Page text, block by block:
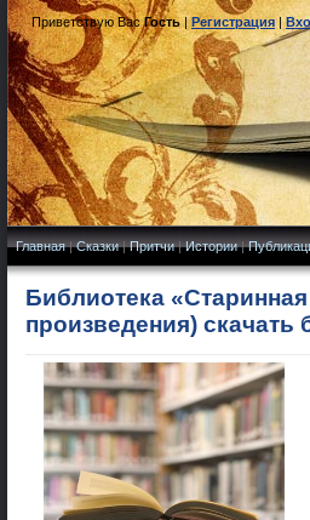
Приветствую Вас Гость|Регистрация|
Главная|Сказки|Притчи|Истории|
Библиотека
произведения) скачать